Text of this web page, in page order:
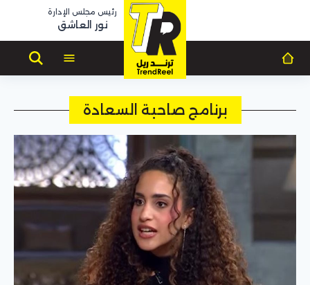
رئيس مجلس الإدارة
نور العاشق
برنامج صاحبة السعادة